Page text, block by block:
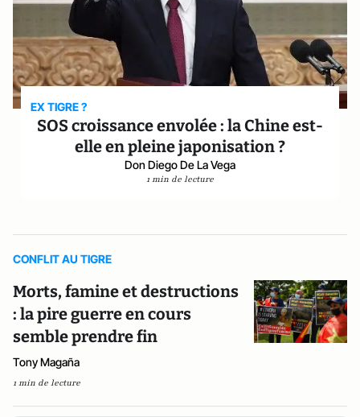
EX TIGRE ?
SOS croissance envolée : la Chine est-
elle en pleine japonisation ?
Don Diego De La Vega
1 min de lecture
CONFLIT AU TIGRE
Morts, famine et destructions
: la pire guerre en cours
semble prendre fin
Tony Magaña
1 min de lecture